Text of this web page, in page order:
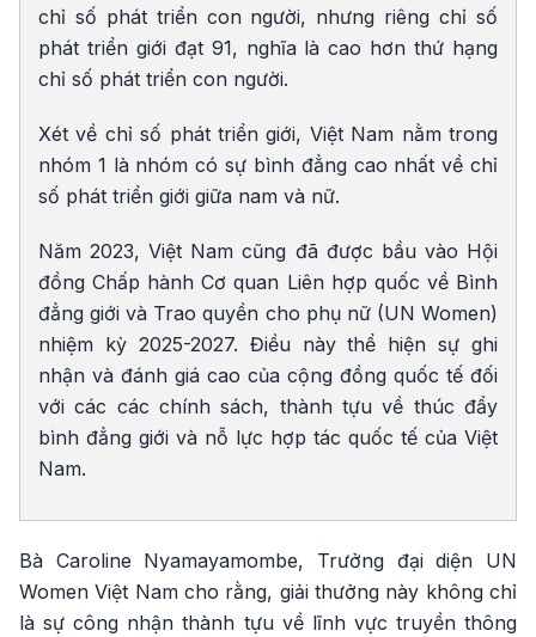
chỉ số phát triển con người, nhưng riêng chỉ số
phát triển giới đạt 91, nghĩa là cao hơn thứ hạng
chỉ số phát triển con người.
Xét về chỉ số phát triển giới, Việt Nam nằm trong
nhóm 1 là nhóm có sự bình đẳng cao nhất về chỉ
số phát triển giới giữa nam và nữ.
Năm 2023, Việt Nam cũng đã được bầu vào Hội
đồng Chấp hành Cơ quan Liên hợp quốc về Bình
đẳng giới và Trao quyền cho phụ nữ (UN Women)
nhiệm kỳ 2025-2027. Điều này thể hiện sự ghi
nhận và đánh giá cao của cộng đồng quốc tế đối
với các các chính sách, thành tựu về thúc đẩy
bình đẳng giới và nỗ lực hợp tác quốc tế của Việt
Nam.
Bà Caroline Nyamayamombe, Trưởng đại diện UN
Women Việt Nam cho rằng, giải thưởng này không chỉ
là sự công nhận thành tựu về lĩnh vực truyền thông